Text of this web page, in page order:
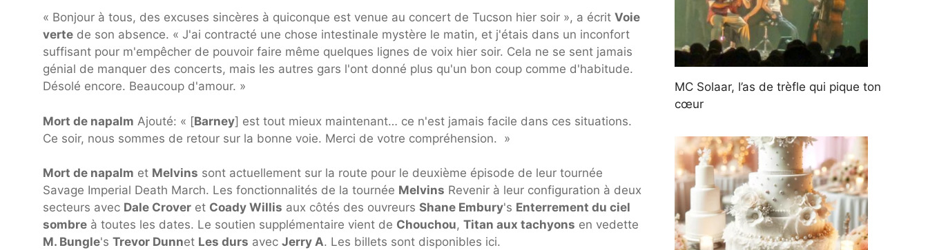
« Bonjour à tous, des excuses sincères à quiconque est venue au concert de Tucson hier soir », a écrit Voie
verte de son absence. « J'ai contracté une chose intestinale mystère le matin, et j'étais dans un inconfort
suffisant pour m'empêcher de pouvoir faire même quelques lignes de voix hier soir. Cela ne se sent jamais
génial de manquer des concerts, mais les autres gars l'ont donné plus qu'un bon coup comme d'habitude.
Désolé encore. Beaucoup d'amour. »
Mort de napalm Ajouté: « [Barney] est tout mieux maintenant… ce n'est jamais facile dans ces situations.
Ce soir, nous sommes de retour sur la bonne voie. Merci de votre compréhension. »
Mort de napalm et Melvins sont actuellement sur la route pour le deuxième épisode de leur tournée
Savage Imperial Death March. Les fonctionnalités de la tournée Melvins Revenir à leur configuration à deux
secteurs avec Dale Crover et Coady Willis aux côtés des ouvreurs Shane Embury's Enterrement du ciel
sombre à toutes les dates. Le soutien supplémentaire vient de Chouchou, Titan aux tachyons en vedette
M. Bungle's Trevor Dunnet Les durs avec Jerry A. Les billets sont disponibles ici.
MC Solaar, l’as de trèfle qui pique ton
cœur